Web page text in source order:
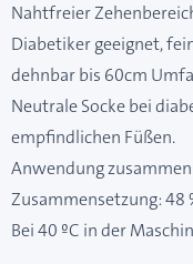
Nahtfreier
Diabetiker geeignet,
dehnbar bis 60cm
Neutrale Socke bei
empfindlichen Füßen.
Anwendung
Zusammensetzung: 48
Bei 40 ºC in der